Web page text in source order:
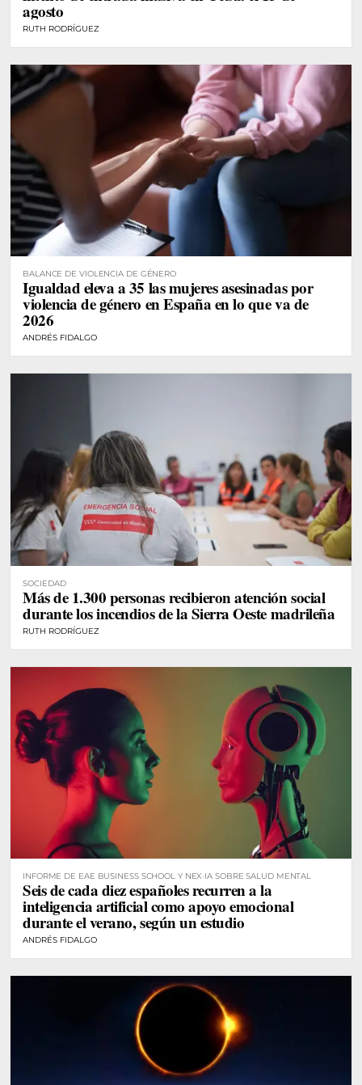
agosto
RUTH RODRÍGUEZ
BALANCE DE VIOLENCIA DE GÉNERO
Igualdad eleva a 35 las mujeres asesinadas por
violencia de género en España en lo que va de
2026
ANDRÉS FIDALGO
SOCIEDAD
Más de 1.300 personas recibieron atención social
durante los incendios de la Sierra Oeste madrileña
RUTH RODRÍGUEZ
INFORME DE EAE BUSINESS SCHOOL Y NEX·IA SOBRE SALUD MENTAL
Seis de cada diez españoles recurren a la
inteligencia artificial como apoyo emocional
durante el verano, según un estudio
ANDRÉS FIDALGO